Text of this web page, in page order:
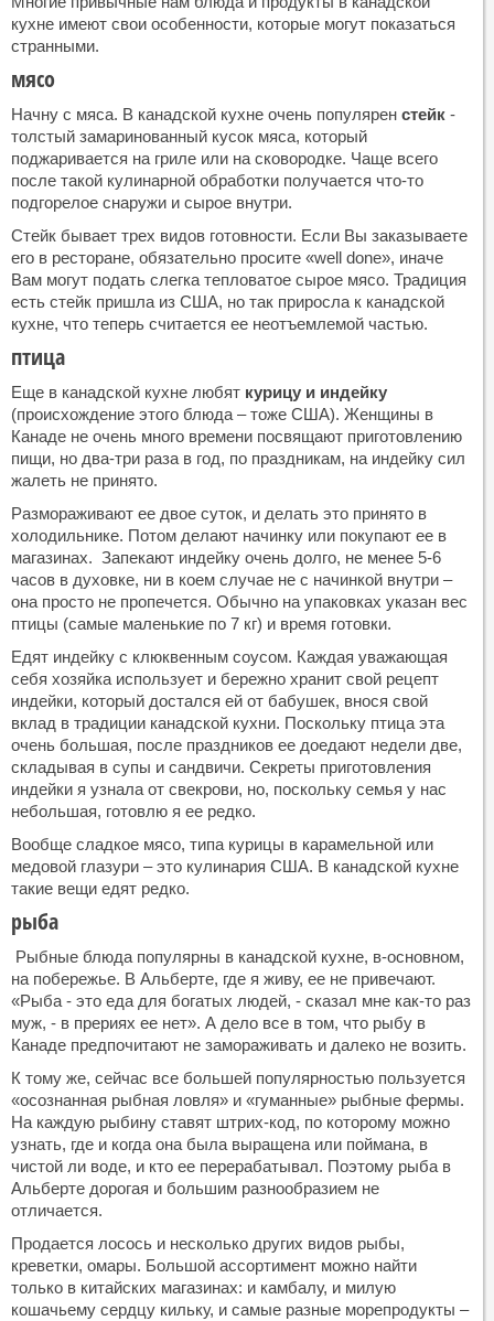
кухне имеют свои особенности, которые могут показаться
странными.
мясо
Начну с мяса. В канадской кухне очень популярен стейк -
толстый замаринованный кусок мяса, который
поджаривается на гриле или на сковородке. Чаще всего
после такой кулинарной обработки получается что-то
подгорелое снаружи и сырое внутри.
Стейк бывает трех видов готовности. Если Вы заказываете
его в ресторане, обязательно просите «well done», иначе
Вам могут подать слегка тепловатое сырое мясо. Традиция
есть стейк пришла из США, но так приросла к канадской
кухне, что теперь считается ее неотъемлемой частью.
птица
Еще в канадской кухне любят курицу и индейку
(происхождение этого блюда – тоже США). Женщины в
Канаде не очень много времени посвящают приготовлению
пищи, но два-три раза в год, по праздникам, на индейку сил
жалеть не принято.
Размораживают ее двое суток, и делать это принято в
холодильнике. Потом делают начинку или покупают ее в
магазинах. Запекают индейку очень долго, не менее 5-6
часов в духовке, ни в коем случае не с начинкой внутри –
она просто не пропечется. Обычно на упаковках указан вес
птицы (самые маленькие по 7 кг) и время готовки.
Едят индейку с клюквенным соусом. Каждая уважающая
себя хозяйка использует и бережно хранит свой рецепт
индейки, который достался ей от бабушек, внося свой
вклад в традиции канадской кухни. Поскольку птица эта
очень большая, после праздников ее доедают недели две,
складывая в супы и сандвичи. Секреты приготовления
индейки я узнала от свекрови, но, поскольку семья у нас
небольшая, готовлю я ее редко.
Вообще сладкое мясо, типа курицы в карамельной или
медовой глазури – это кулинария США. В канадской кухне
такие вещи едят редко.
рыба
Рыбные блюда популярны в канадской кухне, в-основном,
на побережье. В Альберте, где я живу, ее не привечают.
«Рыба - это еда для богатых людей, - сказал мне как-то раз
муж, - в прериях ее нет». А дело все в том, что рыбу в
Канаде предпочитают не замораживать и далеко не возить.
К тому же, сейчас все большей популярностью пользуется
«осознанная рыбная ловля» и «гуманные» рыбные фермы.
На каждую рыбину ставят штрих-код, по которому можно
узнать, где и когда она была выращена или поймана, в
чистой ли воде, и кто ее перерабатывал. Поэтому рыба в
Альберте дорогая и большим разнообразием не
отличается.
Продается лосось и несколько других видов рыбы,
креветки, омары. Большой ассортимент можно найти
только в китайских магазинах: и камбалу, и милую
кошачьему сердцу кильку, и самые разные морепродукты –